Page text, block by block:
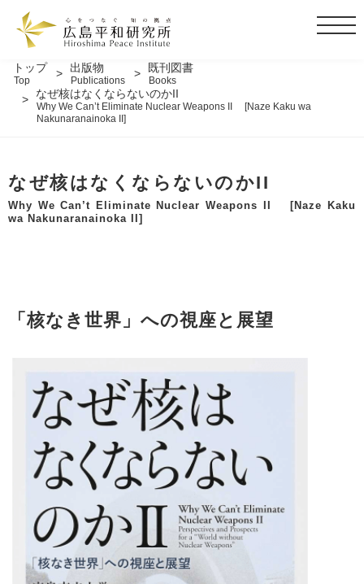
t
i
トップ
Top
出版物
Publications
既刊図書
Books
なぜ核はなくならないのかII
Why We Can’t Eliminate Nuclear Weapons II [Naze Kaku wa
Nakunaranainoka II]
なぜ核はなくならないのかII
Why We Can’t Eliminate Nuclear Weapons II [Naze Kaku
wa Nakunaranainoka II]
「核なき世界」への視座と展望